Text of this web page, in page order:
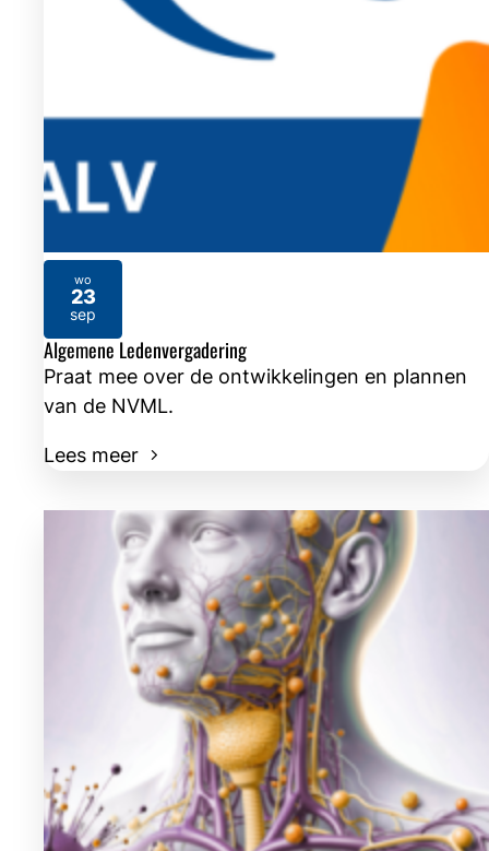
Algemene Ledenvergadering
Praat mee over de ontwikkelingen en plannen
van de NVML.
Lees meer
wo
23
sep
2026